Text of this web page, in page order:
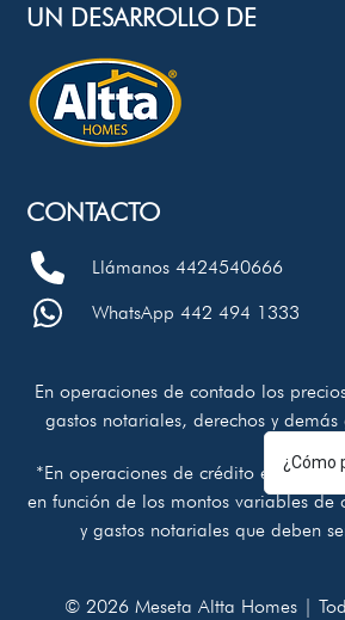
¿Cómo
UN DESARROLLO DE
CONTACTO
Llámanos 4424540666
WhatsApp 442 494 1333
En operaciones de contado los
gastos notariales, derechos y demás
*En operaciones de crédito el precio
en función de los montos variables de
y gastos notariales que deben
© 2026 Meseta Altta Homes |